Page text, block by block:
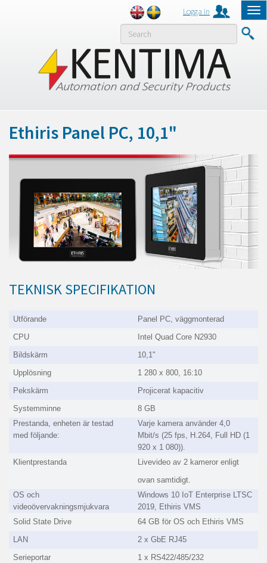
Logga in
MENY
Ethiris Panel PC, 10,1"
TEKNISK SPECIFIKATION
Utförande
Panel PC, väggmonterad
CPU
Intel Quad Core N2930
Bildskärm
10,1"
Upplösning
1 280 x 800, 16:10
Pekskärm
Projicerat kapacitiv
Systemminne
8 GB
Prestanda, enheten är testad
med följande:
Varje kamera använder 4,0
Mbit/s (25 fps, H.264, Full HD (1
920 x 1 080)).
Klientprestanda
Livevideo av 2 kameror enligt
ovan samtidigt.
OS och
videoövervakningsmjukvara
Windows 10 IoT Enterprise LTSC
2019, Ethiris VMS
Solid State Drive
64 GB för OS och Ethiris VMS
LAN
2 x GbE RJ45
Serieportar
1 x RS422/485/232